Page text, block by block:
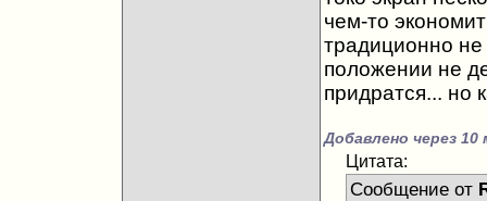
чем-то
традиционно
положении не
придратся... но
Добавлено через
Цитата:
Сообщение от